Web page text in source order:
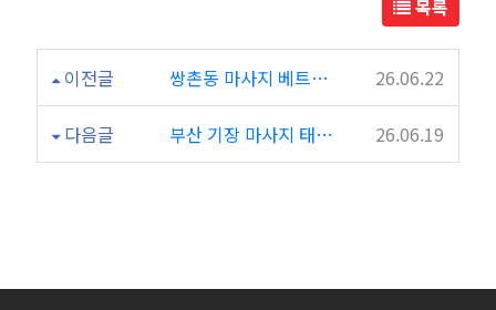
목록
이전글 쌍촌동 마사지 베트남 관리 홍마사지 26.06.22
다음글 부산 기장 마사지 태국인 관리사의 타이마사지 수코타이테라피 26.06.19